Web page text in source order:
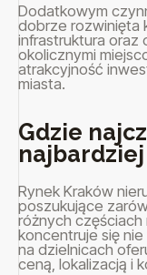
Dodatkowym
dobrze rozwinięta
infrastruktura oraz
okolicznymi
atrakcyjność
miasta.
Gdzie
Rynek Kraków
poszukujące
różnych częściach
koncentruje się
na dzielnicach
ceną, lokalizacją i